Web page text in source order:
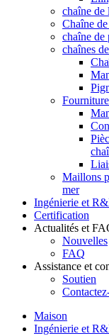
chaîne de
Chaîne
chaîne de
chaînes
Maillons
mer
Ingénierie et
Certification
Actualités et
Nouvelles
FAQ
Assistance et
Soutien
Maison
Ingénierie et